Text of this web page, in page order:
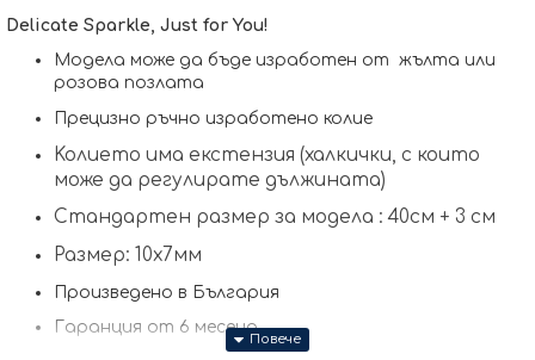
Delicate Sparkle, Just for You!
Модела може да бъде изработен от жълта или
розова позлата
Прецизно ръчно изработено колие
Koлието има екстензия (халкички, с които
може да регулирате дължината)
Стандартен размер за модела : 40см + 3 см
Размер: 10х7мм
Произведено в България
Гаранция от 6 месеца